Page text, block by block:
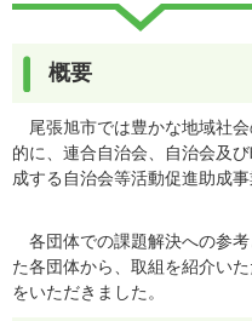
概要
尾張旭市では豊かな地域社
的に、連合自治会、自治会及
成する自治会等活動促進助成事
各団体での課題解決への参
た各団体から、取組を紹介い
をいただきました。